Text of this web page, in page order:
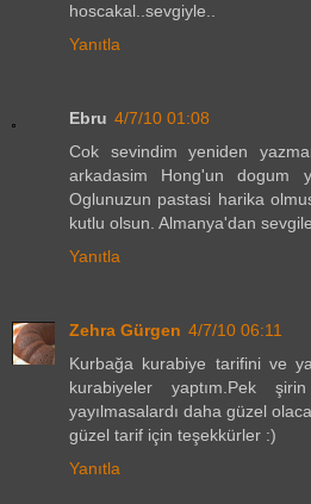
hoscakal..sevgiyle..
Yanıtla
Ebru 4/7/10 01:08
Cok sevindim yeniden
arkadasim Hong'un dogum
Oglunuzun pastasi harika
kutlu olsun. Almanya'dan
Yanıtla
Zehra Gürgen 4/7/10 06:11
Kurbağa kurabiye tarifini ve
kurabiyeler yaptım.Pek
yayılmasalardı daha güzel
güzel tarif için teşekkürler :)
Yanıtla